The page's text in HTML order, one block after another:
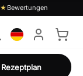
Bewertungen